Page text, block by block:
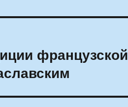
французской